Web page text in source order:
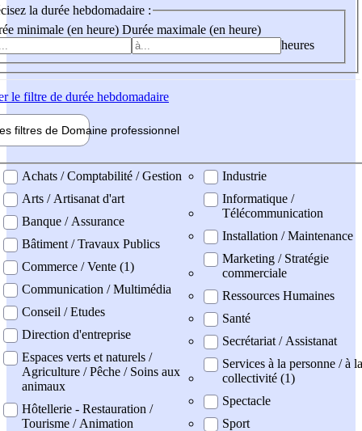
la durée hebdomadaire :
minimale (en heure) Durée maximale (en heure)
heures
le filtre de durée hebdomadaire
filtres de Domaine professionnel
professionel
Achats / Comptabilité / Gestion
Arts / Artisanat d'art
Banque / Assurance
Bâtiment / Travaux Publics
Commerce / Vente (1)
Communication / Multimédia
Conseil / Etudes
Direction d'entreprise
Espaces verts et naturels /
Agriculture / Pêche / Soins aux
animaux
Hôtellerie - Restauration /
Tourisme / Animation
Industrie
Informatique /
Télécommunication
Installation / Maintenance
Marketing / Stratégie
commerciale
Ressources Humaines
Santé
Secrétariat / Assistanat
Services à la personne / à la
collectivité (1)
Spectacle
Sport